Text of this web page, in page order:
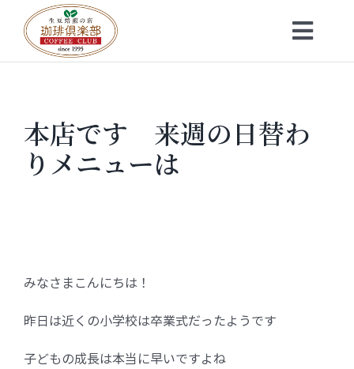
content
お知らせ
会社概要
珈琲豆・特選ギフト
本店です 来週の日替わ
りメニューは
みなさまこんにちは！
昨日は近くの小学校は卒業式だったようです
子どもの成長は本当に早いですよね